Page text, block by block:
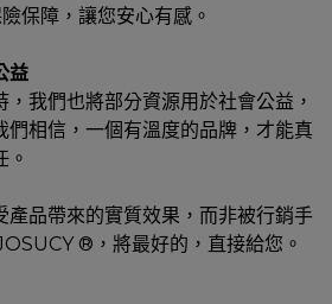
保障，讓您安心有感。
益
，我們也將部分資源用於社會公益，
們相信，一個有溫度的品牌，才能真
。
產品帶來的實質效果，而非被行銷手
®，將最好的，直接給您。